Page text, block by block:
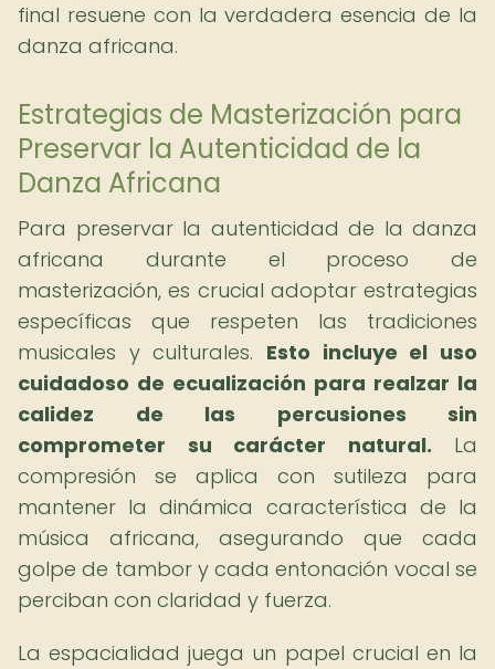
final resuene con la verdadera esencia de la
danza africana.
Estrategias de Masterización para
Preservar la Autenticidad de la
Danza Africana
Para preservar la autenticidad de la danza
africana durante el proceso de
masterización, es crucial adoptar estrategias
específicas que respeten las tradiciones
musicales y culturales. Esto incluye el uso
cuidadoso de ecualización para realzar la
calidez de las percusiones sin
comprometer su carácter natural. La
compresión se aplica con sutileza para
mantener la dinámica característica de la
música africana, asegurando que cada
golpe de tambor y cada entonación vocal se
perciban con claridad y fuerza.
La espacialidad juega un papel crucial en la